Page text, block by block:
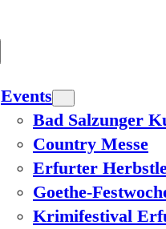
Events
Bad Salzunger
Country Messe
Erfurter
Goethe-
Krimifestival